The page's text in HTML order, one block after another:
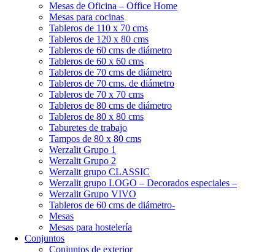
Mesas de Oficina – Office Home
Mesas para cocinas
Tableros de 110 x 70 cms
Tableros de 120 x 80 cms
Tableros de 60 cms de diámetro
Tableros de 60 x 60 cms
Tableros de 70 cms de diámetro
Tableros de 70 cms. de diámetro
Tableros de 70 x 70 cms
Tableros de 80 cms de diámetro
Tableros de 80 x 80 cms
Taburetes de trabajo
Tampos de 80 x 80 cms
Werzalit Grupo 1
Werzalit Grupo 2
Werzalit grupo CLASSIC
Werzalit grupo LOGO – Decorados especiales –
Werzalit Grupo VIVO
Tableros de 60 cms de diámetro-
Mesas
Mesas para hostelería
Conjuntos
Conjuntos de exterior